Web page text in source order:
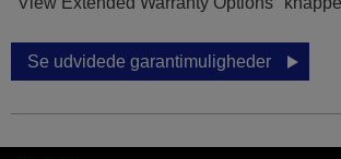
Se udvidede garantimuligheder